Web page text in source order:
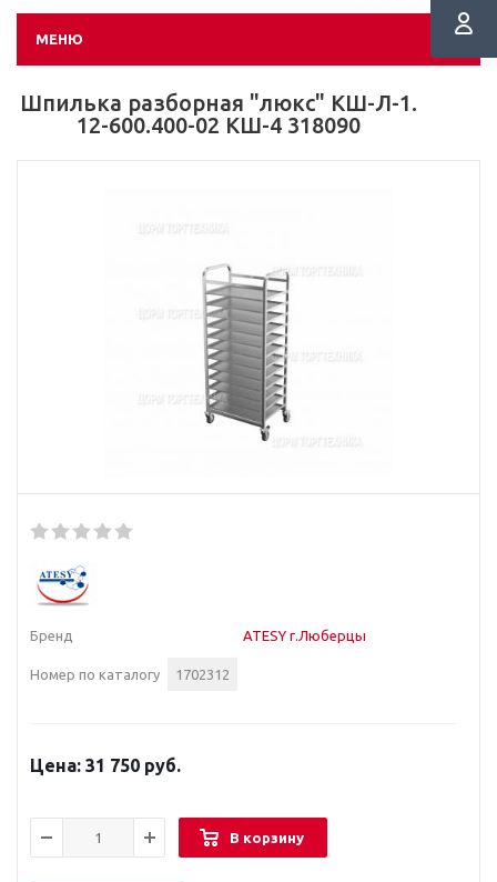
МЕНЮ
Шпилька разборная "люкс" КШ-Л-1.
12-600.400-02 КШ-4 318090
Бренд ATESY г.Люберцы
Номер по каталогу 1702312
31 750 руб.
В корзину